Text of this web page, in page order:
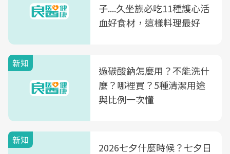
子....久坐族必吃11種護心活
血好食材，這樣料理最好
新知
過碳酸鈉怎麼用？不能洗什
麼？哪裡買？5種清潔用途
與比例一次懂
新知
2026七夕什麼時候？七夕日